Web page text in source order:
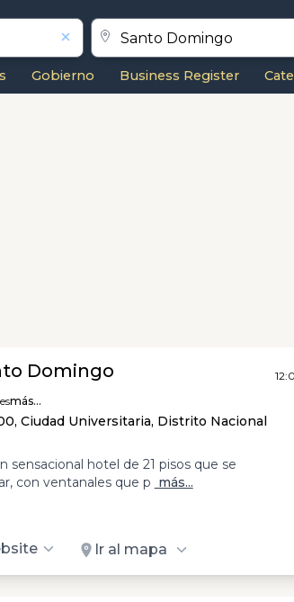
Gobierno Business Register
Domingo
más...
Ciudad Universitaria, Distrito Nacional
sensacional hotel de 21 pisos que se
con ventanales que p más...
Ir al mapa